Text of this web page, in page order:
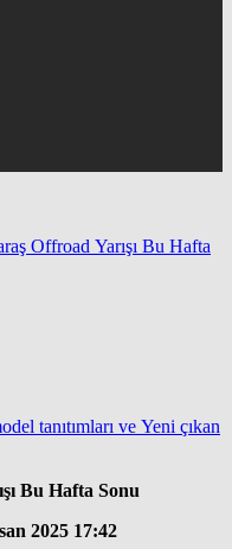
Offroad Yarışı Bu Hafta
tanıtımları ve Yeni çıkan
Bu Hafta Sonu
2025 17:42